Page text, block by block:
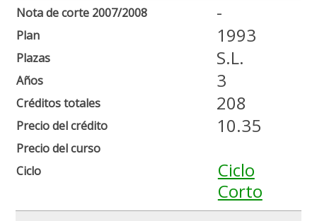
Nota de corte 2007/2008
Plan
Plazas
Años
Créditos totales
Precio del crédito
Precio del curso
Ciclo
-
1993
S.L.
3
208
10.35
Ciclo
Corto